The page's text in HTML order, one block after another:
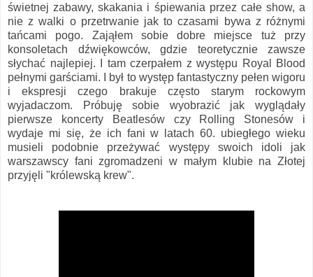
świetnej zabawy, skakania i śpiewania przez całe show, a
nie z walki o przetrwanie jak to czasami bywa z różnymi
tańcami pogo. Zająłem sobie dobre miejsce tuż przy
konsoletach dźwiękowców, gdzie teoretycznie zawsze
słychać najlepiej. I tam czerpałem z występu Royal Blood
pełnymi garściami. I był to występ fantastyczny pełen wigoru
i ekspresji czego brakuje często starym rockowym
wyjadaczom. Próbuję sobie wyobrazić jak wyglądały
pierwsze koncerty Beatlesów czy Rolling Stonesów i
wydaje mi się, że ich fani w latach 60. ubiegłego wieku
musieli podobnie przeżywać występy swoich idoli jak
warszawscy fani zgromadzeni w małym klubie na Złotej
przyjęli "królewską krew".